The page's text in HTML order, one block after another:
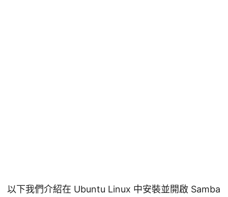
以下我們介紹在 Ubuntu Linux 中安裝並開啟 Samba